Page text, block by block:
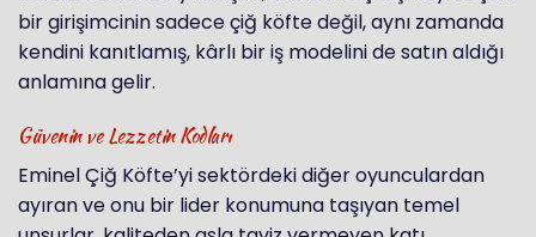
bir girişimcinin sadece çiğ köfte değil, aynı zamanda
kendini kanıtlamış, kârlı bir iş modelini de satın aldığı
anlamına gelir.
Güvenin ve Lezzetin Kodları
Eminel Çiğ Köfte’yi sektördeki diğer oyunculardan
ayıran ve onu bir lider konumuna taşıyan temel